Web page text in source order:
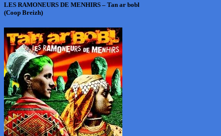
LES RAMONEURS DE MENHIRS – Tan ar bobl
(Coop Breizh)